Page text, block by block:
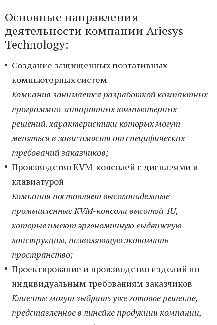
Основные направления
деятельности компании Ariesys
Technology:
Создание защищенных портативных
компьютерных систем
Компания занимается разработкой компактных
программно-аппаратных компьютерных
решений, характеристики которых могут
меняться в зависимости от специфических
требований заказчиков;
Производство KVM-консолей с дисплеями и
клавиатурой
Компания поставляет высоконадежные
промышленные KVM-консоли высотой 1U,
которые имеют эргономичную выдвижную
конструкцию, позволяющую экономить
пространство;
Проектирование и производство изделий по
индивидуальным требованиям заказчиков
Клиенты могут выбрать уже готовое решение,
представленное в линейке продукции компании,